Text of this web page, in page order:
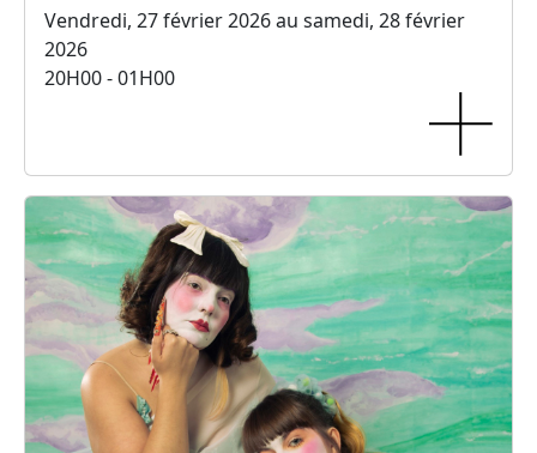
Vendredi, 27 février 2026 au samedi, 28 février
2026
20H00 - 01H00